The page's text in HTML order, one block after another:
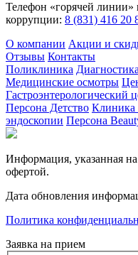
Телефон «горячей линии»
коррупции: 8 (831) 416 20
О компании Акции и
Отзывы Контакты
Поликлиника Диагностика
Медицинские осмотры
Гастроэнтерологический
Персона Детство Клиника
эндоскопии Персона
Информация, указанная
офертой.
Дата обновления
Политика
Заявка на прием